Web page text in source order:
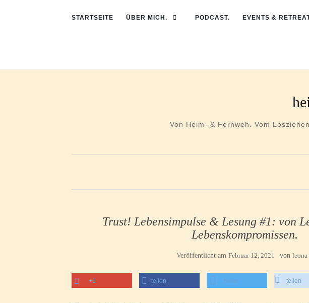
STARTSEITE ÜBER MICH. PODCAST. EVENTS &
Von Heim -& Fernweh. Vom
Trust! Lebensimpulse & Lesung #1: von
Lebenskompromissen.
Veröffentlicht amFebruar 12, 2021 vonleona
+1 teilen tweet teilen